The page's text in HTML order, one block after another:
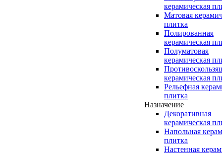
керамическая
Матовая
плитка
Полированная
керамическая
Полуматовая
керамическая
керамическая
Рельефная
плитка
Назначение
Декоративная
керамическая
Напольная
плитка
Настенная